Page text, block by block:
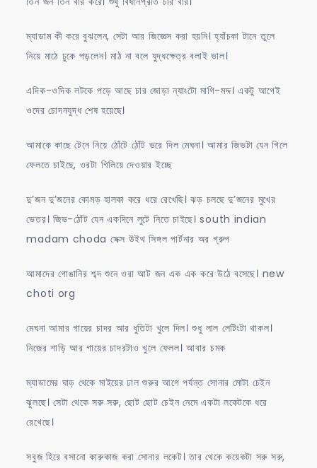
ম্যাডাম কী করে বুঝলেন, সেটা আর জিজ্ঞেস করা হয়নি। হ্যাঁচকা টানে তুলে
নিয়ে মাঠে ঢুকে পড়লেন। মাঠ না বলে যুদ্ধক্ষেত্র বলাই ভাল।
এদিক-ওদিক লটকে পড়ে আছে চার জোড়া ন্যাংটো মাগি-মদ্দ। একটু আগেই
ওদের চোদনযুদ্ধ শেষ হয়েছে।
আমাকে কাছে টেনে নিয়ে ঠোঁটে ঠোঁট ভরে দিল মেঘনা। আমার জিভটা যেন গিলে
ফেলতে চাইছে, ওরটা গিলিয়ে দেওয়ার ইচ্ছে
দু’জন দু’জনের কোমড় হালকা করে ধরে রেখেছি। ঝড় চলছে দু’জনের মুখের
ভেতর। জিভ-ঠোঁট যেন একদিনে লুটে নিতে চাইছে। south indian
madam choda সেক্স উইথ সিঙ্গল পার্টনার অর গ্রুপ
আমাদের গোঙানির শব্দ শুনে ওরা আট জন এক এক করে উঠে বসেছে। new
choti org
মেঘনা আমার গায়ের চাদর আর ধুতিটা খুলে দিল। শুধু লাল লেটিংটা থাকল।
নিজের শাড়ি আর গায়ের চাদরটাও খুলে ফেলল। আবার চমক
ম্যাডামের ঘাড় থেকে মাইয়ের ঢাল শুরুর আগে পর্যন্ত সোনার মোটা চেইন
ঝুলছে। সেটা থেকে সরু সরু, ছোট ছোট চেইন নেমে একটা লকেটকে ধরে
রেখেছে।
সবুজ হিরে বসানো কারুকাজ করা সোনার লকেট। তার থেকে কয়েকটা সরু সরু,